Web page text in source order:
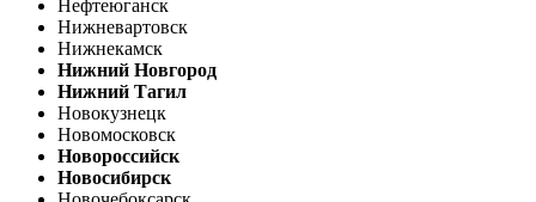
Нефтеюганск
Нижневартовск
Нижнекамск
Нижний Новгород
Нижний Тагил
Новокузнецк
Новомосковск
Новороссийск
Новосибирск